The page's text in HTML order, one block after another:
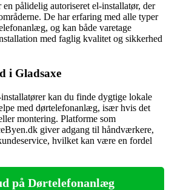
pålidelig autoriseret el-installatør, der
De har erfaring med alle typer
og kan både varetage
med faglig kvalitet og sikkerhed
i Gladsaxe
kan du finde dygtige lokale
med dørtelefonanlæg, især hvis det
montering. Platforme som
giver adgang til håndværkere,
hvilket kan være en fordel
på Dørtelefonanlæg